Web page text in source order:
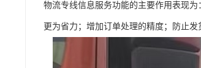
物流专线信息服务功能的主要作用表现
更为省力；增加订单处理的精度；防止